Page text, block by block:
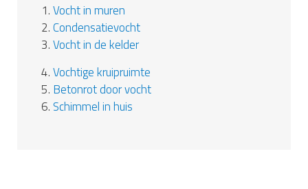
1.Vocht in muren
2.Condensatievocht
3.Vocht in de kelder
4.Vochtige kruipruimte
5. Betonrot door vocht
6. Schimmel in huis